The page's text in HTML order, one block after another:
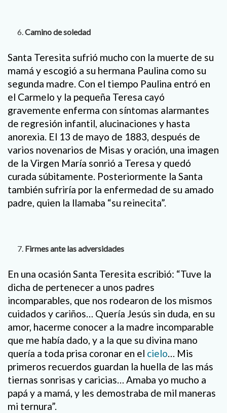
Camino de soledad
Santa Teresita sufrió mucho con la muerte de su
mamá y escogió a su hermana Paulina como su
segunda madre. Con el tiempo Paulina entró en
el Carmelo y la pequeña Teresa cayó
gravemente enferma con síntomas alarmantes
de regresión infantil, alucinaciones y hasta
anorexia. El 13 de mayo de 1883, después de
varios novenarios de Misas y oración, una imagen
de la Virgen María sonrió a Teresa y quedó
curada súbitamente. Posteriormente la Santa
también sufriría por la enfermedad de su amado
padre, quien la llamaba “su reinecita”.
Firmes ante las adversidades
En una ocasión Santa Teresita escribió: “Tuve la
dicha de pertenecer a unos padres
incomparables, que nos rodearon de los mismos
cuidados y cariños… Quería Jesús sin duda, en su
amor, hacerme conocer a la madre incomparable
que me había dado, y a la que su divina mano
quería a toda prisa coronar en el cielo… Mis
primeros recuerdos guardan la huella de las más
tiernas sonrisas y caricias… Amaba yo mucho a
papá y a mamá, y les demostraba de mil maneras
mi ternura”.